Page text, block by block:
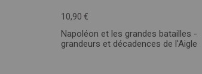
10,90 €
Napoléon et les grandes batailles -
grandeurs et décadences de l'Aigle